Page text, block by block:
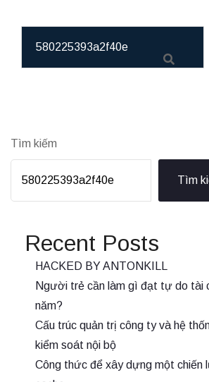
Tìm kiếm
Tìm
Recent Posts
HACKED BY ANTONKILL
Người trẻ cần làm gì đạt tự do tài
năm?
Cấu trúc quản trị công ty và hệ
kiểm soát nội bộ
Công thức để xây dựng một chiến